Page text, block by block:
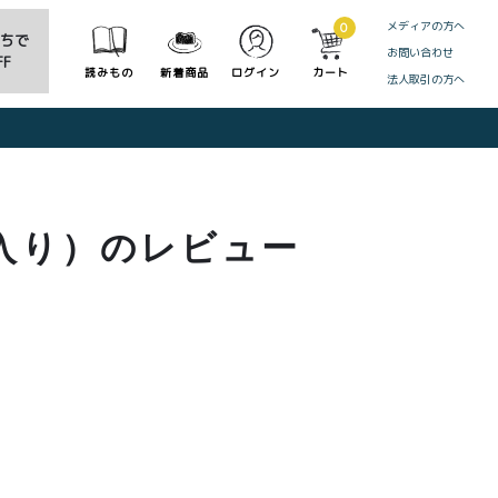
で
読みもの 新着商品 ログイン
0
カート
メディアの方へ
お問い合わせ
法人取引の方へ
CLOSE
り）のレビュー